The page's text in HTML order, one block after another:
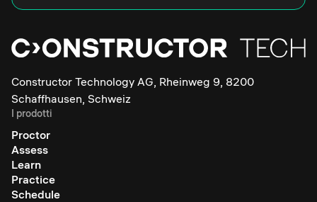
Constructor Technology AG, Rheinweg 9, 8200
Schaffhausen, Schweiz
I prodotti
Proctor
Assess
Learn
Practice
Schedule